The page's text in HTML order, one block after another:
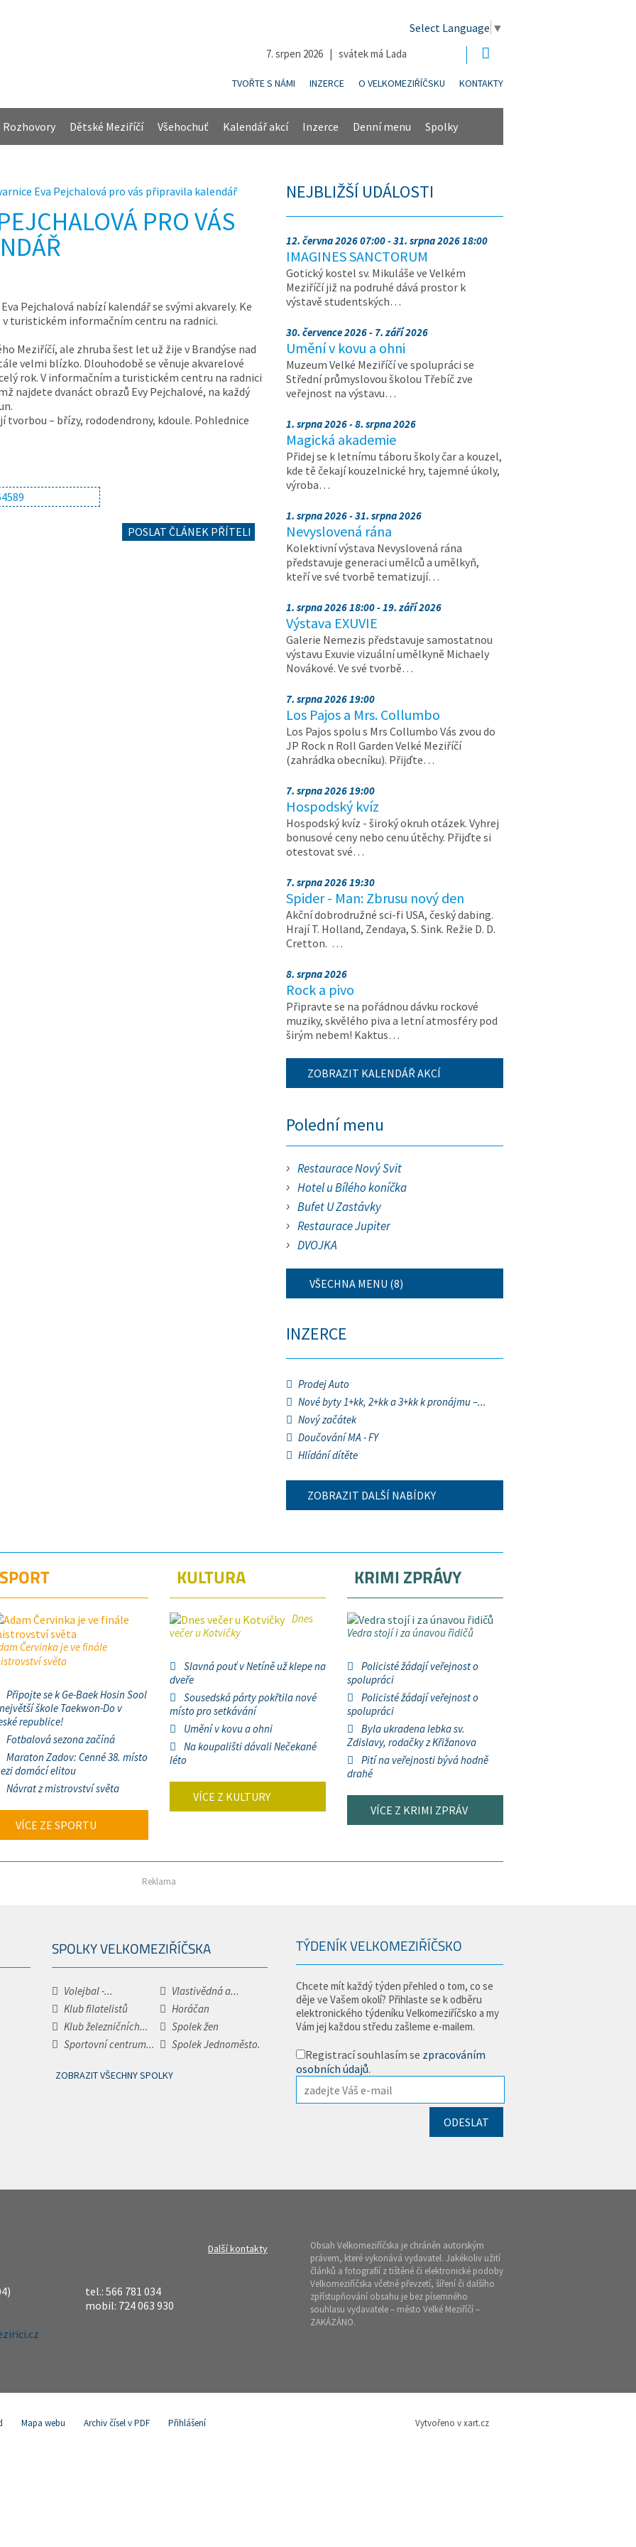
Select Language ▼
7. srpen 2026 | svátek má Lada
TVOŘTE S NÁMI INZERCE O VELKOMEZIŘÍČSKU KONTAKTY
Rozhovory Dětské Meziříčí Všehochuť Kalendář akcí Inzerce Denní menu Spolky
Eva Pejchalová pro vás připravila kalendář
PRO VÁS
Pejchalová nabízí kalendář se svými akvarely. Ke
v turistickém informačním centru na radnici.
Meziříčí, ale zhruba šest let už žije v Brandýse nad
velmi blízko. Dlouhodobě se věnuje akvarelové
rok. V informačním a turistickém centru na radnici
najdete dvanáct obrazů Evy Pejchalové, na každý
tvorbou – břízy, rododendrony, kdoule. Pohlednice
POSLAT ČLÁNEK PŘÍTELI
NEJBLIŽŠÍ UDÁLOSTI
12. června 2026 07:00 - 31. srpna 2026 18:00
IMAGINES SANCTORUM
Gotický kostel sv. Mikuláše ve Velkém
Meziříčí již na podruhé dává prostor k
výstavě studentských…
30. července 2026 - 7. září 2026
Umění v kovu a ohni
Muzeum Velké Meziříčí ve spolupráci se
Střední průmyslovou školou Třebíč zve
veřejnost na výstavu…
1. srpna 2026 - 8. srpna 2026
Magická akademie
Přidej se k letnímu táboru školy čar a kouzel,
kde tě čekají kouzelnické hry, tajemné úkoly,
výroba…
1. srpna 2026 - 31. srpna 2026
Nevyslovená rána
Kolektivní výstava Nevyslovená rána
představuje generaci umělců a umělkyň,
kteří ve své tvorbě tematizují…
1. srpna 2026 18:00 - 19. září 2026
Výstava EXUVIE
Galerie Nemezis představuje samostatnou
výstavu Exuvie vizuální umělkyně Michaely
Novákové. Ve své tvorbě…
7. srpna 2026 19:00
Los Pajos a Mrs. Collumbo
Los Pajos spolu s Mrs Collumbo Vás zvou do
JP Rock n Roll Garden Velké Meziříčí
(zahrádka obecníku). Přijďte…
7. srpna 2026 19:00
Hospodský kvíz
Hospodský kvíz - široký okruh otázek. Vyhrej
bonusové ceny nebo cenu útěchy. Přijďte si
otestovat své…
7. srpna 2026 19:30
Spider - Man: Zbrusu nový den
Akční dobrodružné sci-fi USA, český dabing.
Hrají T. Holland, Zendaya, S. Sink. Režie D. D.
Cretton. …
8. srpna 2026
Rock a pivo
Připravte se na pořádnou dávku rockové
muziky, skvělého piva a letní atmosféry pod
širým nebem! Kaktus…
ZOBRAZIT KALENDÁŘ AKCÍ
Polední menu
Restaurace Nový Svit
Hotel u Bílého koníčka
Bufet U Zastávky
Restaurace Jupiter
DVOJKA
VŠECHNA MENU (8)
INZERCE
Prodej Auto
Nové byty 1+kk, 2+kk a 3+kk k pronájmu –...
Nový začátek
Doučování MA - FY
Hlídání dítěte
ZOBRAZIT DALŠÍ NABÍDKY
SPORT
Červinka je ve finále
světa
Připojte se k Ge-Baek Hosin Sool
škole Taekwon-Do v
republice!
Fotbalová sezona začíná
Maraton Zadov: Cenné 38. místo
domácí elitou
Návrat z mistrovství světa
VÍCE ZE SPORTU
KULTURA
Dnes
večer u Kotvičky
Slavná pouť v Netíně už klepe na
dveře
Sousedská párty pokřtila nové
místo pro setkávání
Umění v kovu a ohni
Na koupališti dávali Nečekané
léto
VÍCE Z KULTURY
KRIMI ZPRÁVY
Vedra stojí i za únavou řidičů
Policisté žádají veřejnost o
spolupráci
Policisté žádají veřejnost o
spolupráci
Byla ukradena lebka sv.
Zdislavy, rodačky z Křižanova
Pití na veřejnosti bývá hodně
drahé
VÍCE Z KRIMI ZPRÁV
Reklama
SPOLKY VELKOMEZIŘÍČSKA
Volejbal -...
Vlastivědná a...
Klub filatelistů
Horáčan
Klub železničních...
Spolek žen
Sportovní centrum...
Spolek Jednoměsto.
ZOBRAZIT VŠECHNY SPOLKY
TÝDENÍK VELKOMEZIŘÍČSKO
Chcete mít každý týden přehled o tom, co se
děje ve Vašem okolí? Přihlaste se k odběru
elektronického týdeníku Velkomeziříčsko a my
Vám jej každou středu zašleme e-mailem.
Registrací souhlasím se zpracováním
osobních údajů.
Další kontakty
tel.: 566 781 034
mobil: 724 063 930
Obsah Velkomeziříčska je chráněn autorským
právem, které vykonává vydavatel. Jakékoliv užití
článků a fotografií z tištěné či elektronické podoby
Velkomeziříčska včetně převzetí, šíření či dalšího
zpřístupňování obsahu je bez písemného
souhlasu vydavatele – město Velké Meziříčí –
ZAKÁZÁNO.
Mapa webu Archiv čísel v PDF Přihlášení Vytvořeno v xart.cz